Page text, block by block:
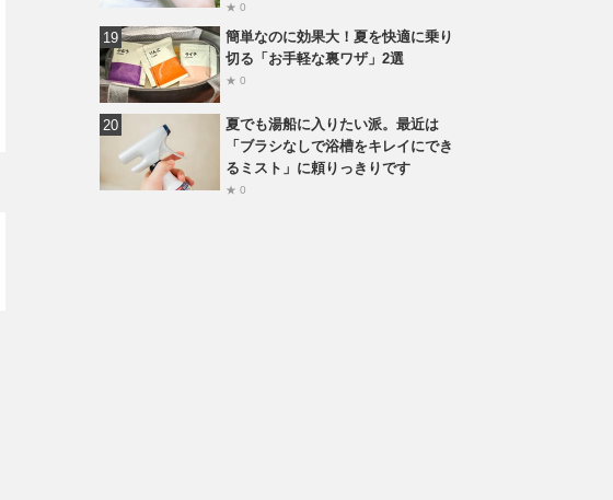
★ 0
簡単なのに効果大！夏を快適に乗り
切る「お手軽な裏ワザ」2選
★ 0
夏でも湯船に入りたい派。最近は
「ブラシなしで浴槽をキレイにでき
るミスト」に頼りっきりです
★ 0